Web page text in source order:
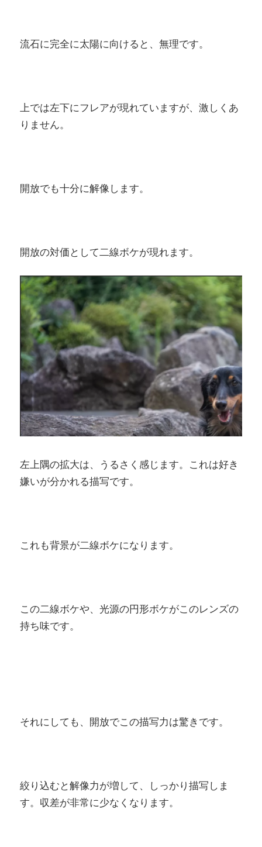
流石に完全に太陽に向けると、無理です。
上では左下にフレアが現れていますが、激しくあ
りません。
開放でも十分に解像します。
開放の対価として二線ボケが現れます。
左上隅の拡大は、うるさく感じます。これは好き
嫌いが分かれる描写です。
これも背景が二線ボケになります。
この二線ボケや、光源の円形ボケがこのレンズの
持ち味です。
それにしても、開放でこの描写力は驚きです。
絞り込むと解像力が増して、しっかり描写しま
す。収差が非常に少なくなります。